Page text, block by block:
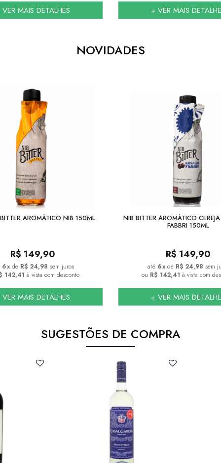
MAIS DETALHES + VER MAIS
NOVIDADES
AROMÁTICO NIB 150ML
R$ 149,90
6x de R$ 24,98 sem juros
142,41 à vista com desconto
MAIS DETALHES
NIB BITTER AROMÁTICO
FABBRI 150ML
R$ 149,90
6x de R$ 24,98 sem
ou R$ 142,41 à vista com
+ VER MAIS
SUGESTÕES DE COMPRA